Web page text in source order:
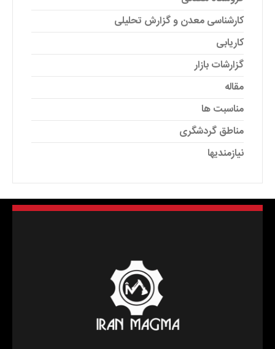
کارشناسی معدن و گزارش تحلیلی
کاریابی
گزارشات بازار
مقاله
مناسبت ها
مناطق گردشگری
نیازمندیها